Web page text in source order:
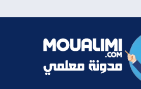
مدونة معلمي